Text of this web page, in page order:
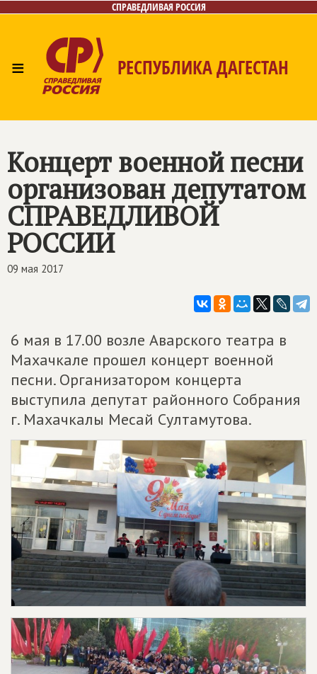
СПРАВЕДЛИВАЯ РОССИЯ
≡ РЕСПУБЛИКА ДАГЕСТАН
Концерт военной песни
организован депутатом
СПРАВЕДЛИВОЙ
РОССИИ
09 мая 2017
6 мая в 17.00 возле Аварского театра в
Махачкале прошел концерт военной
песни. Организатором концерта
выступила депутат районного Собрания
г. Махачкалы Месай Султамутова.